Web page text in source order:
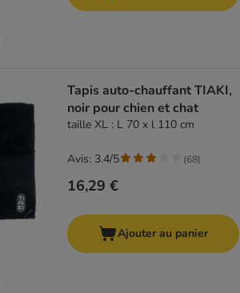
Tapis auto-chauffant TIAKI,
noir pour chien et chat
taille XL : L 70 x l 110 cm
16,29 €
Avis: 3.4/5 (68)
Ajouter au panier